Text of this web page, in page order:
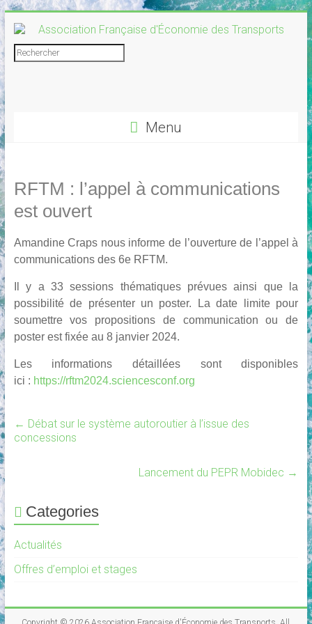
Skip
to
content
Association
Menu
RFTM : l’appel à communications
est ouvert
Amandine Craps nous informe de l’ouverture de l’appel à
communications des 6e RFTM.
Il y a 33 sessions thématiques prévues ainsi que la
possibilité de présenter un poster. La date limite pour
soumettre vos propositions de communication ou de
poster est fixée au 8 janvier 2024.
Les informations détaillées sont disponibles
ici : https://rftm2024.sciencesconf.org
← Débat sur le système autoroutier à l’issue des
concessions
Lancement du PEPR Mobidec →
Categories
Actualités
Offres d’emploi et stages